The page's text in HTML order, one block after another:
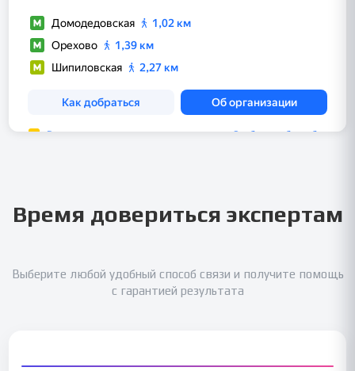
Время довериться экспертам
Выберите любой удобный способ связи и получите помощь
с гарантией результата